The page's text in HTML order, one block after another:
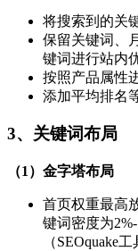
将搜索到的关
保留关键词、
键词进行站内
按照产品属性
添加平均排名
3、关键词布局
（1）金字塔布局
首页权重最高
键词密度为
（SEOquake